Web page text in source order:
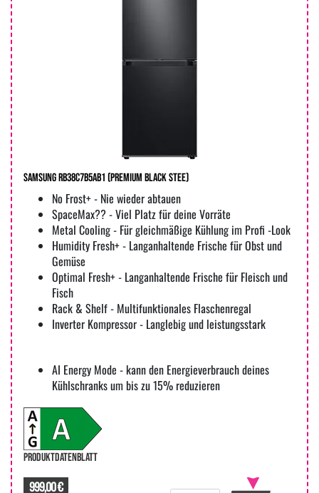
Samsung RB38C7B5AB1 (premium black stee)
No Frost+ - Nie wieder abtauen
SpaceMax?? - Viel Platz für deine Vorräte
Metal Cooling - Für gleichmäßige Kühlung im Profi -Look
Humidity Fresh+ - Langanhaltende Frische für Obst und
Gemüse
Optimal Fresh+ - Langanhaltende Frische für Fleisch und
Fisch
Rack & Shelf - Multifunktionales Flaschenregal
Inverter Kompressor - Langlebig und leistungsstark
AI Energy Mode - kann den Energieverbrauch deines
Kühlschranks um bis zu 15% reduzieren
PRODUKTDATENBLATT
999,00 €